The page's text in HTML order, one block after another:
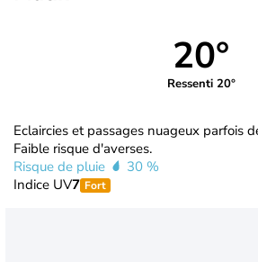
20°
Ressenti 20°
Eclaircies et passages nuageux parfois
Faible risque d'averses.
Risque de pluie
30 %
Indice UV7 Fort